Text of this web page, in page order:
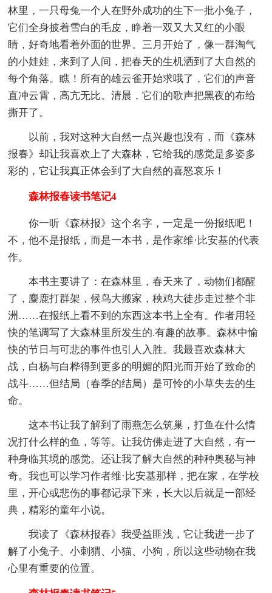
林里，一只母兔一个人在野外成功的生下一批小兔子，
它们全身披着雪白的毛皮，睁着一双又大又红的小眼
睛，好奇地看着外面的世界。三月开始了，像一群淘气
的小娃娃，来到了人间，把春天的生机洒到了大自然的
每个角落。瞧！所有的雄云雀开始求哦了，它们的声音
直冲云霄，高亢无比。清晨，它们的歌声把黑夜的布给
撕开了。
以前，我对这种大自然一点兴趣也没有，而《森林
报春》却让我喜欢上了大森林，它给我的感觉是多姿多
彩的，它让我真正体会到了大自然的喜怒哀乐！
森林报春读书笔记4
你一听《森林报》这个名字，一定是一份报纸吧！
不，他不是报纸，而是一本书，是作家维·比安基的代表
作。
本书主要讲了：在森林里，春天来了，动物们都醒
了，麋鹿打群架，候鸟大搬家，秧鸡大徒步走过整个非
洲……在报纸上看不到的东西这本书上全有。作者用轻
快的笔调写了大森林里所发生的.有趣的故事。森林中愉
快的节日与可悲的事件也引人入胜。我最喜欢森林大
战，白杨与白桦得到更多的明媚的阳光而开始了致命的
战斗……但结局（春季的结局）是可怜的小草失去的生
命。
这本书让我了解到了雨燕怎么筑巢，打鱼在什么情
况打什么样的鱼，等等。让我仿佛走进了大自然，有一
种身临其境的感觉。还让我了解大自然的种种奥秘与神
奇。我也可以学习作者维·比安基那样，把在家，在学校
里，开心或悲伤的事都记录下来，长大以后就是一部经
典，精彩的童年小说。
我读了《森林报春》我受益匪浅，它让我进一步了
解了小兔子、小刺猬、小猫、小狗，所以这些动物在我
心里有重要的位置。